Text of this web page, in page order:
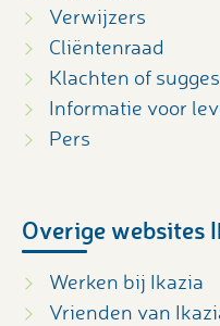
Verwijzers
Cliëntenraad
Klachten of
Informatie voor
Pers
Overige websites
Werken bij Ikazia
Vrienden van